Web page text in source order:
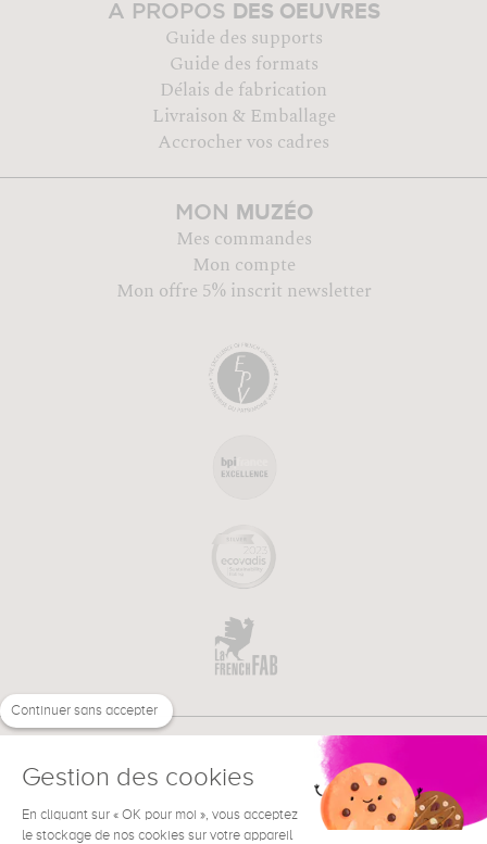
A PROPOS DES OEUVRES
Guide des supports
Guide des formats
Délais de fabrication
Livraison & Emballage
Accrocher vos cadres
MON MUZÉO
Mes commandes
Mon compte
Mon offre 5% inscrit newsletter
BESOIN D'AIDE ? FR
Continuer sans accepter
Gestion des cookies
En cliquant sur « OK pour moi », vous acceptez
le stockage de nos cookies sur votre appareil